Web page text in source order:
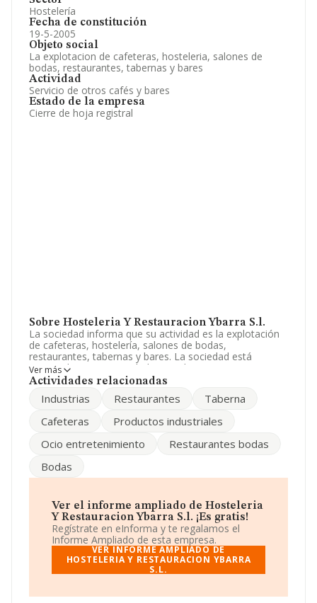
Hostelería
Fecha de constitución
19-5-2005
Objeto social
La explotacion de cafeteras, hosteleria, salones de
bodas, restaurantes, tabernas y bares
Actividad
Servicio de otros cafés y bares
Estado de la empresa
Cierre de hoja registral
Sobre Hosteleria Y Restauracion Ybarra S.l.
La sociedad informa que su actividad es la explotación
de cafeteras, hostelería, salones de bodas,
restaurantes, tabernas y bares. La sociedad está
registrada como Sociedad Limitada. Su CNAE
corresponde a 5630 con código 'Establecimientos de
exteriores.
De acuerdo con la Recomendación 2003/361/CE de la
microempresas, pequeñas y medianas empresas, la
en cuenta la información disponible en INFORMA, ha
dispuesto de un número de empleados por debajo de la
La sociedad españolaHosteleria y Restauración
Ybarra S.L, B91439687, está situada en Lugar Hacienda
Conde Ybarra Local4, (41089), Dos Hermanas, en
Sevilla, Andalucía.
En relación con el sector y disponiendo de los datos de
asciende a 5.524 millones de euros y el promedio de la
Ver más
Actividades relacionadas
Industrias Restaurantes
Taberna
Cafeteras
Productos industriales
Ocio entretenimiento
Restaurantes bodas
Bodas
Ver el informe ampliado de Hosteleria
Y Restauracion Ybarra S.l. ¡Es gratis!
Regístrate en eInforma y te regalamos el
Informe Ampliado de esta empresa.
VER INFORME AMPLIADO DE
HOSTELERIA Y RESTAURACION YBARRA
S.L.